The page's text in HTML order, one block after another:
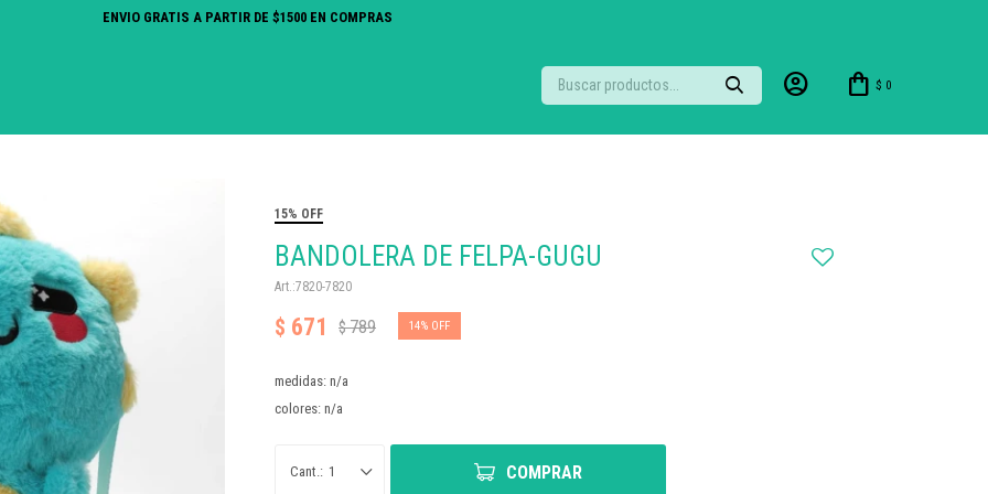
ENVIO GRATIS A PARTIR DE $1500 EN COMPRAS
$ 0
15% OFF
BANDOLERA DE FELPA-GUGU
7820-7820
$ 671 $789 14
medidas: n/a
colores: n/a
1 COMPRAR